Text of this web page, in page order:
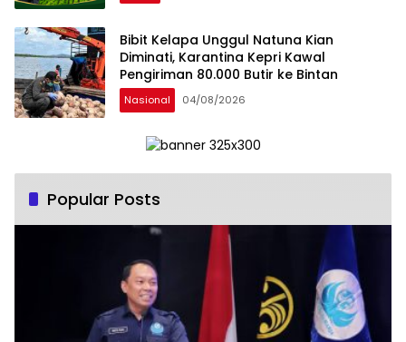
Bibit Kelapa Unggul Natuna Kian
Diminati, Karantina Kepri Kawal
Pengiriman 80.000 Butir ke Bintan
Nasional 04/08/2026
Popular Posts